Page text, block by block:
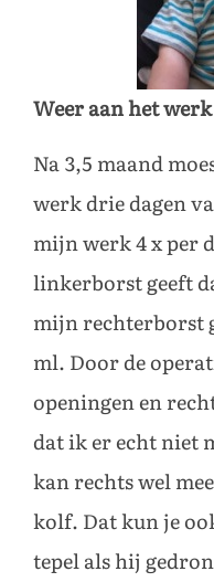
Weer aan het werk
Na 3,5 maand
werk drie dagen
mijn werk 4 x per
linkerborst geeft
mijn rechterborst
ml. Door de
openingen en
dat ik er echt niet
kan rechts wel
kolf. Dat kun je
tepel als hij